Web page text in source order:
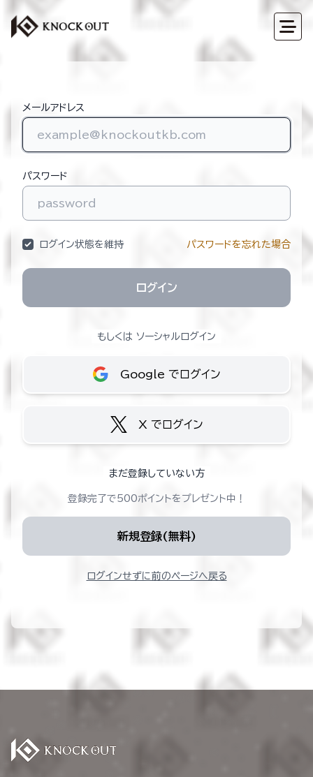
メールアドレス
パスワード
ログイン状態を維持 パスワードを忘れた場合
ログイン
もしくは ソーシャルログイン
Google でログイン
X でログイン
まだ登録していない方
登録完了で500ポイントをプレゼント中！
新規登録(無料)
ログインせずに前のページへ戻る